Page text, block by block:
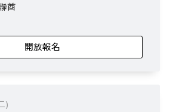
酋
開放報名
)